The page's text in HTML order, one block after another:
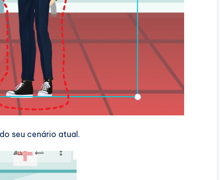
seu cenário atual.